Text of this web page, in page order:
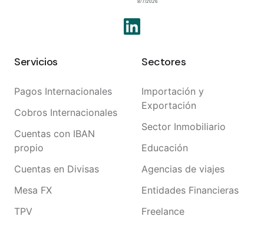
Servicios
Pagos Internacionales
Cobros Internacionales
Cuentas con IBAN
propio
Cuentas en Divisas
Mesa FX
TPV
Sectores
Importación y
Exportación
Sector Inmobiliario
Educación
Agencias de viajes
Entidades Financieras
Freelance